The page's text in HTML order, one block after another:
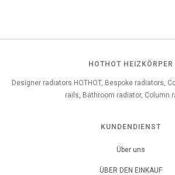
HOTHOT HEIZKÖRPER
Designer radiators HOTHOT, Bespoke radiators,
rails, Bathroom radiator, Column
KUNDENDIENST
Über uns
ÜBER DEN EINKAUF